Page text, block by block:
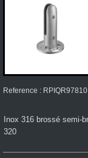
Reference : RPIQR97810
Inox 316 brossé semi-
320